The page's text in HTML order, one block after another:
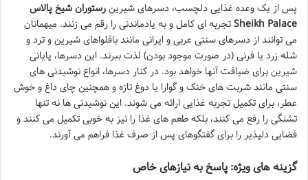
پس از یک وعده غذایی دلچسب، دسرهای شیرینرستوران شیخ پالاس
Sheikh Palaceتجربه ای کامل و به یادماندنی را رقم می زنند. میهمانان
می توانند از دسرهای سنتی عربی و ایرانی مانند باقلواهای شیرین و ترد و
شله زرد یا فرنی (در صورت موجود بودن) لذت ببرند. این دسرها، پایانی
شیرین برای ضیافت آنها خواهد بود. در کنار دسرها، انواع نوشیدنی های
سنتی مانند شربت های خنک و گوارا یا دوغ تازه و همچنین چای داغ و خوش
عطر، برای تکمیل تجربه غذایی ارائه می شوند. این نوشیدنی ها نه تنها
تشنگی را رفع می کنند، بلکه طعم های غذا را نیز به خوبی تکمیل می کنند و
فضایی دلپذیر را برای گفتگوهای پس از صرف غذا فراهم می آورند.
گزینه های ویژه: پاسخ به نیازهای خاص